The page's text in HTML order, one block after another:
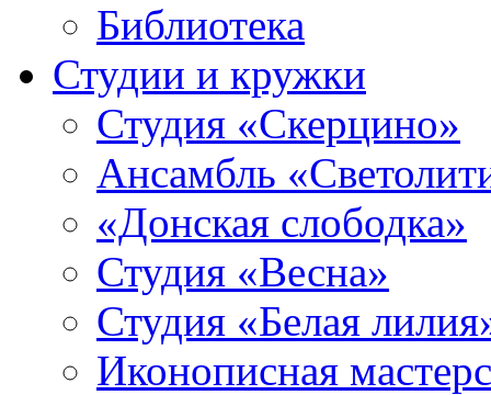
Библиотека
Студии и кружки
Студия «Скерцино»
Ансамбль
«Донская слободка»
Студия «Весна»
Студия «Белая
Иконописная